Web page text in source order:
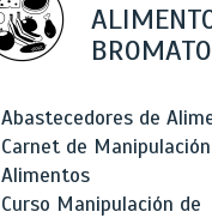
Abastecedores de
Carnet de
Alimentos
Curso Manipulación de